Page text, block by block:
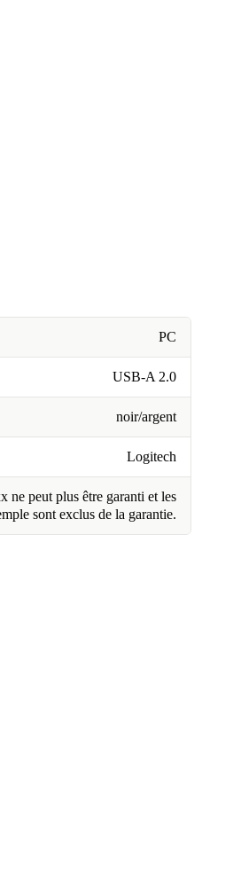
PC
USB-A 2.0
noir/argent
Logitech
ne peut plus être garanti et les
sont exclus de la garantie.